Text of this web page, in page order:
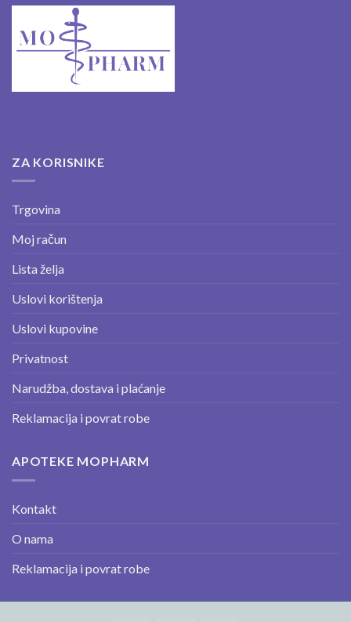
ZA KORISNIKE
Trgovina
Moj račun
Lista želja
Uslovi korištenja
Uslovi kupovine
Privatnost
Narudžba, dostava i plaćanje
Reklamacija i povrat robe
APOTEKE MOPHARM
Kontakt
O nama
Reklamacija i povrat robe